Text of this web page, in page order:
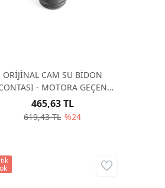
ORİJİNAL CAM SU BİDON
- MOTORA GEÇEN
643445
619,43 TL %24
465,63 TL